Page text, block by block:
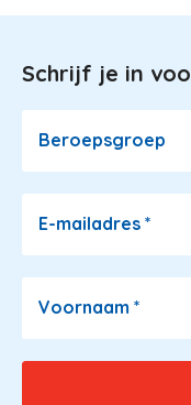
Image
Schrijf je in
Beroepsgroep
E-mailadres *
Voornaam *